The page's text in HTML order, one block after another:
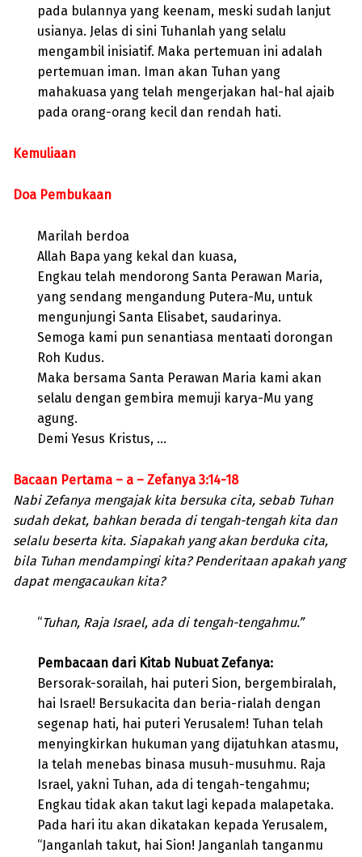
pada bulannya yang keenam, meski sudah lanjut
usianya. Jelas di sini Tuhanlah yang selalu
mengambil inisiatif. Maka pertemuan ini adalah
pertemuan iman. Iman akan Tuhan yang
mahakuasa yang telah mengerjakan hal-hal ajaib
pada orang-orang kecil dan rendah hati.
Kemuliaan
Doa Pembukaan
Marilah berdoa
Allah Bapa yang kekal dan kuasa,
Engkau telah mendorong Santa Perawan Maria,
yang sendang mengandung Putera-Mu, untuk
mengunjungi Santa Elisabet, saudarinya.
Semoga kami pun senantiasa mentaati dorongan
Roh Kudus.
Maka bersama Santa Perawan Maria kami akan
selalu dengan gembira memuji karya-Mu yang
agung.
Demi Yesus Kristus, …
Bacaan Pertama – a – Zefanya 3:14-18
Nabi Zefanya mengajak kita bersuka cita, sebab Tuhan
sudah dekat, bahkan berada di tengah-tengah kita dan
selalu beserta kita. Siapakah yang akan berduka cita,
bila Tuhan mendampingi kita? Penderitaan apakah yang
dapat mengacaukan kita?
“Tuhan, Raja Israel, ada di tengah-tengahmu.”
Pembacaan dari Kitab Nubuat Zefanya:
Bersorak-sorailah, hai puteri Sion, bergembiralah,
hai Israel! Bersukacita dan beria-rialah dengan
segenap hati, hai puteri Yerusalem! Tuhan telah
menyingkirkan hukuman yang dijatuhkan atasmu,
Ia telah menebas binasa musuh-musuhmu. Raja
Israel, yakni Tuhan, ada di tengah-tengahmu;
Engkau tidak akan takut lagi kepada malapetaka.
Pada hari itu akan dikatakan kepada Yerusalem,
“Janganlah takut, hai Sion! Janganlah tanganmu